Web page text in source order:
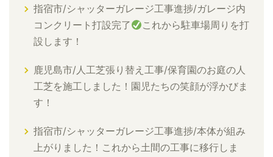
指宿市/シャッターガレージ工事進捗/ガレージ内
コンクリート打設完了
これから駐車場周りを打
設します！
鹿児島市/人工芝張り替え工事/保育園のお庭の人
工芝を施工しました！園児たちの笑顔が浮かびま
す！
指宿市/シャッターガレージ工事進捗/本体が組み
上がりました！これから土間の工事に移行しま